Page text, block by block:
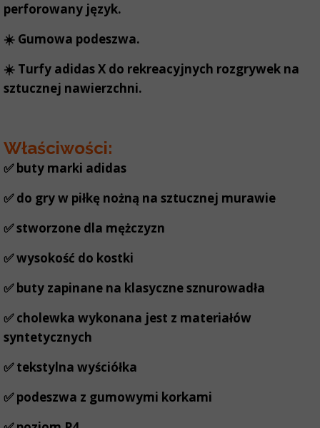
perforowany język.
☀️ Gumowa podeszwa.
☀️ Turfy adidas X do rekreacyjnych rozgrywek na
sztucznej nawierzchni.
Właściwości:
✅ buty marki adidas
✅ do gry w piłkę nożną na sztucznej murawie
✅ stworzone dla mężczyzn
✅wysokość do kostki
✅ buty zapinane na klasyczne sznurowadła
✅ cholewka wykonana jest z materiałów
syntetycznych
✅ tekstylna wyściółka
✅ podeszwa z gumowymi korkami